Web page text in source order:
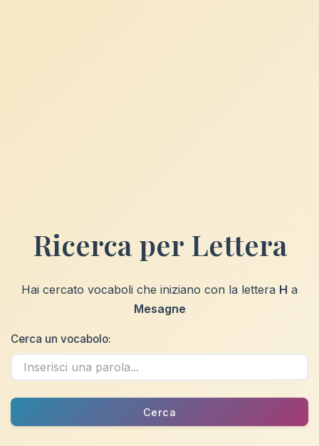
Ricerca per Lettera
Hai cercato vocaboli che iniziano con la lettera H a
Mesagne
Cerca un vocabolo:
Cerca